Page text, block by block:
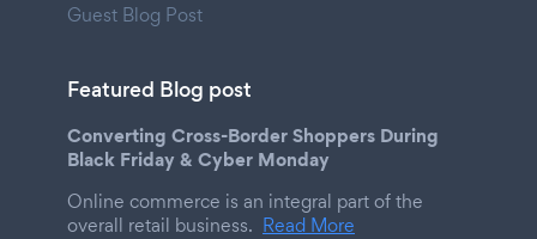
Guest Blog Post
Featured Blog post
Converting Cross-Border Shoppers During
Black Friday & Cyber Monday
Online commerce is an integral part of the
overall retail business. Read More